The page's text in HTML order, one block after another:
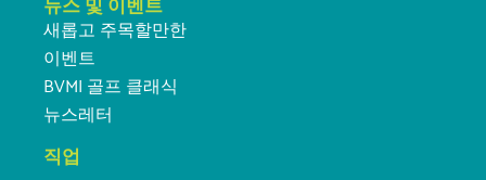
새롭고 주목할만한
이벤트
BVMI 골프 클래식
뉴스레터
직업